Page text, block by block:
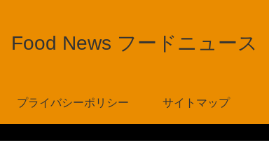
Food News フードニュース
プライバシーポリシー サイトマップ